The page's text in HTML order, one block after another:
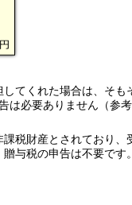
てくれた場合は、そも
は必要ありません（参
税財産とされており、
与税の申告は不要です。